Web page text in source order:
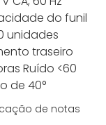
do funil
unidades
traseiro
Ruído <60
de 40°